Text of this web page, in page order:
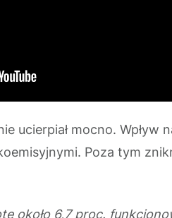
mocno. Wpływ
Poza tym
6,7 proc.